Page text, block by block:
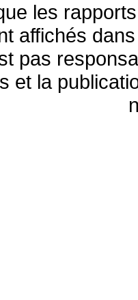
les
affichés
pas
et la